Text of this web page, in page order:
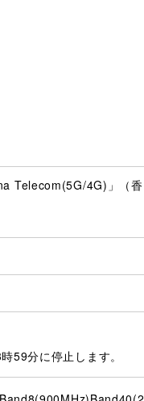
Telecom(5G/4G)」（香
59分に停止します。